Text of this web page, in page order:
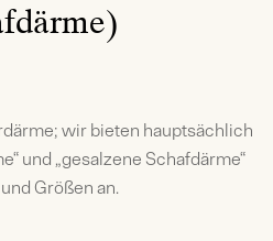
wir bieten hauptsächlich
und „gesalzene Schafdärme“
Größen an.